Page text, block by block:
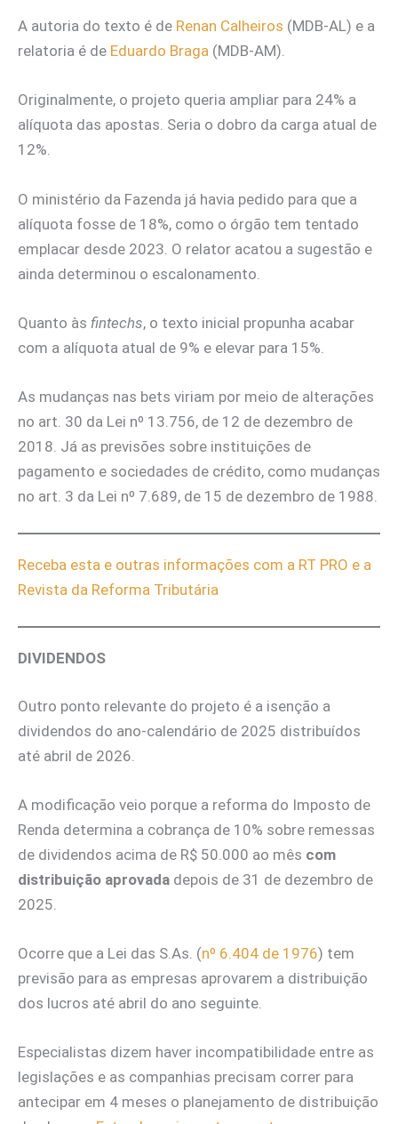
A autoria do texto é de Renan Calheiros (MDB-AL) e a
relatoria é de Eduardo Braga (MDB-AM).
Originalmente, o projeto queria ampliar para 24% a
alíquota das apostas. Seria o dobro da carga atual de
12%.
O ministério da Fazenda já havia pedido para que a
alíquota fosse de 18%, como o órgão tem tentado
emplacar desde 2023. O relator acatou a sugestão e
ainda determinou o escalonamento.
Quanto às fintechs, o texto inicial propunha acabar
com a alíquota atual de 9% e elevar para 15%.
As mudanças nas bets viriam por meio de alterações
no art. 30 da Lei nº 13.756, de 12 de dezembro de
2018. Já as previsões sobre instituições de
pagamento e sociedades de crédito, como mudanças
no art. 3 da Lei nº 7.689, de 15 de dezembro de 1988.
Receba esta e outras informações com a RT PRO e a
Revista da Reforma Tributária
DIVIDENDOS
Outro ponto relevante do projeto é a isenção a
dividendos do ano-calendário de 2025 distribuídos
até abril de 2026.
A modificação veio porque a reforma do Imposto de
Renda determina a cobrança de 10% sobre remessas
de dividendos acima de R$ 50.000 ao mês com
distribuição aprovada depois de 31 de dezembro de
2025.
Ocorre que a Lei das S.As. (nº 6.404 de 1976) tem
previsão para as empresas aprovarem a distribuição
dos lucros até abril do ano seguinte.
Especialistas dizem haver incompatibilidade entre as
legislações e as companhias precisam correr para
antecipar em 4 meses o planejamento de distribuição